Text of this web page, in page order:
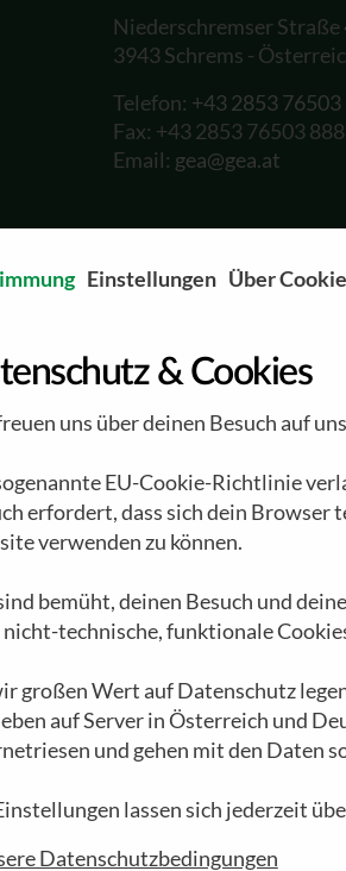
Niederschremser Straße
3943 Schrems -
Telefon: +43 2853 76503
Fax: +43 2853 76503 888
Email: gea@gea.at
Waldviertler
Ein Paar Waldviertler
entsteht
Materialien
Pflege &
Waldviertler FAQ
Zwillingsaktion
Das GEA
Eine bewegte
Geschichte
Filialfinder
GEA Partner
Einstellungen Über
& Cookies
uns über deinen Besuch auf
EU-Cookie-Richtlinie
erfordert, dass sich dein
verwenden zu können.
bemüht, deinen Besuch und
nicht-technische, funktionale
großen Wert auf Datenschutz
auf Server in Österreich und
und gehen mit den Daten
lassen sich jederzeit
Datenschutzbedingungen